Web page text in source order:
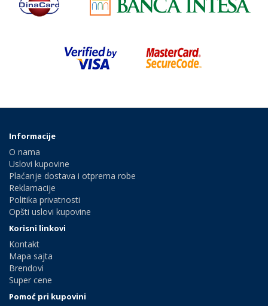
Informacije
O nama
Uslovi kupovine
Plaćanje dostava i otprema robe
Reklamacije
Politika privatnosti
Opšti uslovi kupovine
Korisni linkovi
Kontakt
Mapa sajta
Brendovi
Super cene
Pomoć pri kupovini